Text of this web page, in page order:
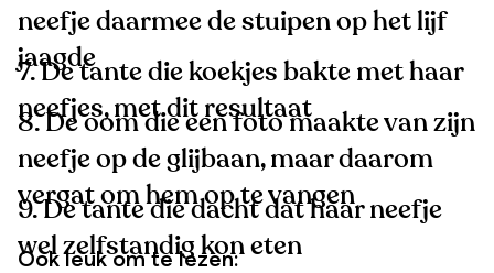
neefje daarmee de stuipen op het lijf
jaagde
7. De tante die koekjes bakte met haar
neefjes, met dit resultaat
8. De oom die een foto maakte van zijn
neefje op de glijbaan, maar daarom
vergat om hem op te vangen
9. De tante die dacht dat haar neefje
wel zelfstandig kon eten
Ook leuk om te lezen: